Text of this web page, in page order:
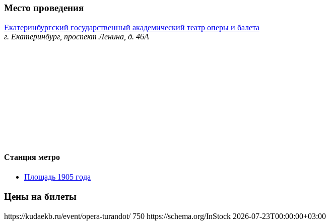
Место проведения
Екатеринбургский государственный академический театр оперы и балета
г. Екатеринбург, проспект Ленина, д. 46А
Станция метро
Площадь 1905 года
Цены на билеты
https://kudaekb.ru/event/opera-turandot/ 750 https://schema.org/InStock 2026-07-23T00:00:00+03:00